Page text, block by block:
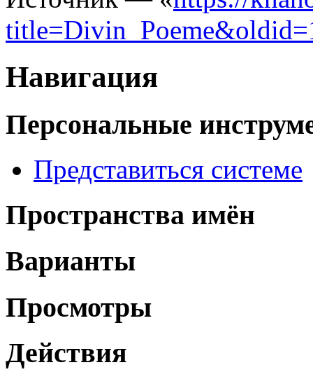
Навигация
Персональные
Представиться системе
Пространства имён
Варианты
Просмотры
Действия